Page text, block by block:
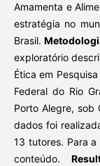
Amamenta e
estratégia no
Brasil.
exploratório
Ética em
Federal do Rio
Porto Alegre, sob
dados foi
13 tutores. Para
conteúdo.